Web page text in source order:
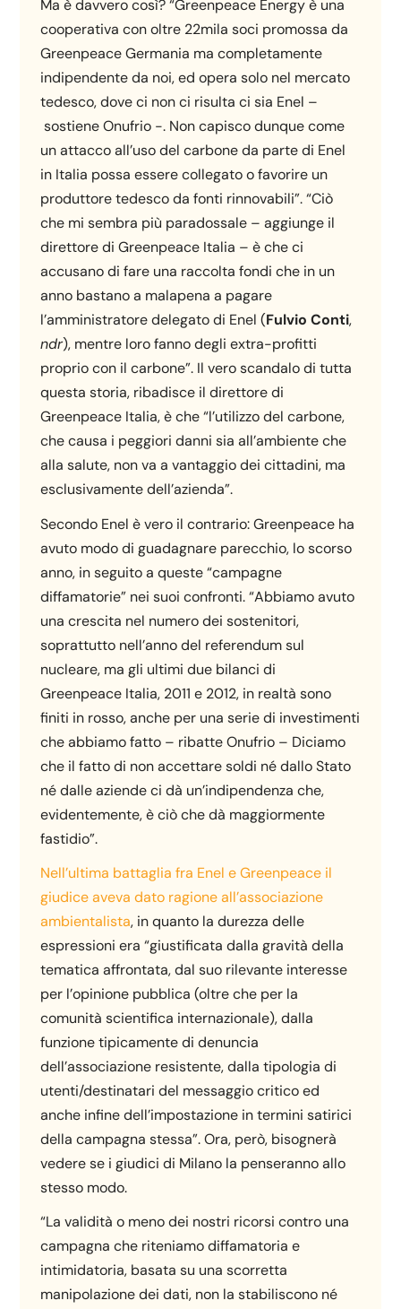
Ma è davvero così? “Greenpeace Energy è una
cooperativa con oltre 22mila soci promossa da
Greenpeace Germania ma completamente
indipendente da noi, ed opera solo nel mercato
tedesco, dove ci non ci risulta ci sia Enel –
sostiene Onufrio -. Non capisco dunque come
un attacco all’uso del carbone da parte di Enel
in Italia possa essere collegato o favorire un
produttore tedesco da fonti rinnovabili”. “Ciò
che mi sembra più paradossale – aggiunge il
direttore di Greenpeace Italia – è che ci
accusano di fare una raccolta fondi che in un
anno bastano a malapena a pagare
l’amministratore delegato di Enel (Fulvio Conti,
ndr), mentre loro fanno degli extra-profitti
proprio con il carbone”. Il vero scandalo di tutta
questa storia, ribadisce il direttore di
Greenpeace Italia, è che “l’utilizzo del carbone,
che causa i peggiori danni sia all’ambiente che
alla salute, non va a vantaggio dei cittadini, ma
esclusivamente dell’azienda”.
Secondo Enel è vero il contrario: Greenpeace ha
avuto modo di guadagnare parecchio, lo scorso
anno, in seguito a queste “campagne
diffamatorie” nei suoi confronti. “Abbiamo avuto
una crescita nel numero dei sostenitori,
soprattutto nell’anno del referendum sul
nucleare, ma gli ultimi due bilanci di
Greenpeace Italia, 2011 e 2012, in realtà sono
finiti in rosso, anche per una serie di investimenti
che abbiamo fatto – ribatte Onufrio – Diciamo
che il fatto di non accettare soldi né dallo Stato
né dalle aziende ci dà un’indipendenza che,
evidentemente, è ciò che dà maggiormente
fastidio”.
Nell’ultima battaglia fra Enel e Greenpeace il
giudice aveva dato ragione all’associazione
ambientalista, in quanto la durezza delle
espressioni era “giustificata dalla gravità della
tematica affrontata, dal suo rilevante interesse
per l’opinione pubblica (oltre che per la
comunità scientifica internazionale), dalla
funzione tipicamente di denuncia
dell’associazione resistente, dalla tipologia di
utenti/destinatari del messaggio critico ed
anche infine dell’impostazione in termini satirici
della campagna stessa”. Ora, però, bisognerà
vedere se i giudici di Milano la penseranno allo
stesso modo.
“La validità o meno dei nostri ricorsi contro una
campagna che riteniamo diffamatoria e
intimidatoria, basata su una scorretta
manipolazione dei dati, non la stabiliscono né